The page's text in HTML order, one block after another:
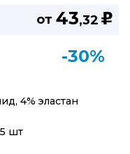
от 43,32 u
-30%
4% эластан
шт